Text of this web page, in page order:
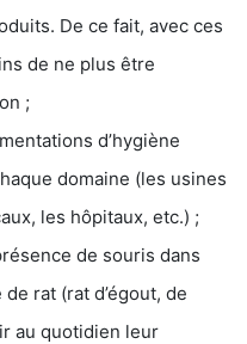
De ce fait, avec ces
de ne plus être
;
d’hygiène
domaine (les usines
les hôpitaux, etc.) ;
de souris dans
rat (rat d’égout, de
au quotidien leur